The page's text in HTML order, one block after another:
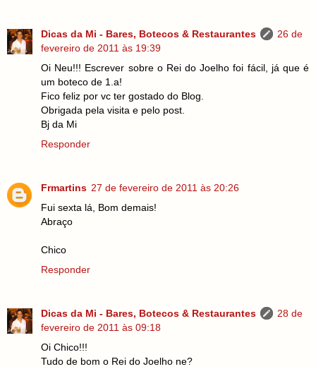
Dicas da Mi - Bares, Botecos & Restaurantes
26 de
fevereiro de 2011 às 19:39
Oi Neu!!! Escrever sobre o Rei do Joelho foi fácil, já que é
um boteco de 1.a!
Fico feliz por vc ter gostado do Blog.
Obrigada pela visita e pelo post.
Bj da Mi
Responder
Frmartins 27 de fevereiro de 2011 às 20:26
Fui sexta lá, Bom demais!
Abraço
Chico
Responder
Dicas da Mi - Bares, Botecos & Restaurantes
28 de
fevereiro de 2011 às 09:18
Oi Chico!!!
Tudo de bom o Rei do Joelho ne?